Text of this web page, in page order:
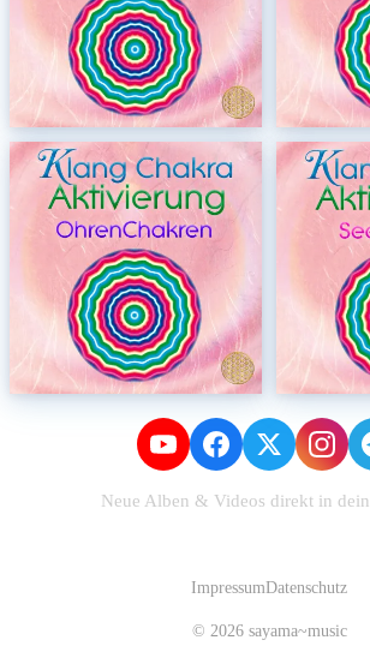
Neue Alben & Videos direkt in
ImpressumDatenschutz
© 2026 sayama~music